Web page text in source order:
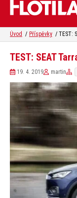
Úvod Příspěvky TEST:
TEST: SEAT
19. 4. 2019 martin